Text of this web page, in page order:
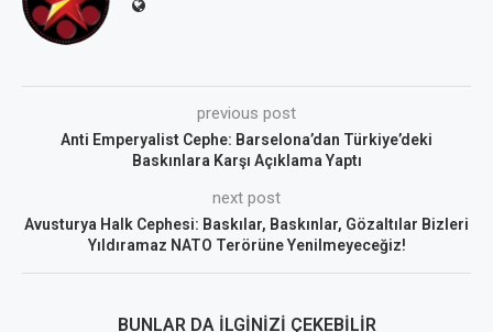
previous post
Anti Emperyalist Cephe: Barselona’dan Türkiye’deki
Baskınlara Karşı Açıklama Yaptı
next post
Avusturya Halk Cephesi: Baskılar, Baskınlar, Gözaltılar Bizleri
Yıldıramaz NATO Terörüne Yenilmeyeceğiz!
BUNLAR DA İLGINIZI ÇEKEBILIR